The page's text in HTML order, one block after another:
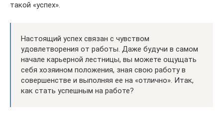
такой «успех».
Настоящий успех связан с чувством
удовлетворения от работы. Даже будучи в самом
начале карьерной лестницы, вы можете ощущать
себя хозяином положения, зная свою работу в
совершенстве и выполняя ее на «отлично». Итак,
как стать успешным на работе?